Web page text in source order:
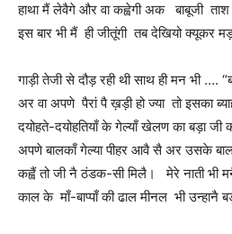
हाथा मैं लेवैगे और वा कह्वेगी अक बाबूजी ताश
इस बार भी मैं ही जीतूंगी तब देखियो क्यूकर
गाड़ी तेजी से दौड़ रही थी साथ ही मन भी ….
अर वा अपणे पैरां पै ख़ड़ी हो ज्या तो इसका
दयोहते-दयोहतियाँ के गेल्याँ खेलण का बड़ा
अपणे बालकाँ गेल्या पीहर आवै सै अर उसके
कह्वैं तो जी नै ठंडक-सी मिलै। मेरे नाती भी
काल के माँ-बाप्पाँ की ढाल मीनल भी उन्हानै